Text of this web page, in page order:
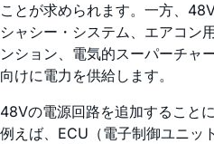
ことが求められます。一方、
シャシー・システム、エアコン
ンション、電気的スーパーチャ
向けに電力を供給します。
48Vの電源回路を追加すること
例えば、ECU（電子制御ユニッ